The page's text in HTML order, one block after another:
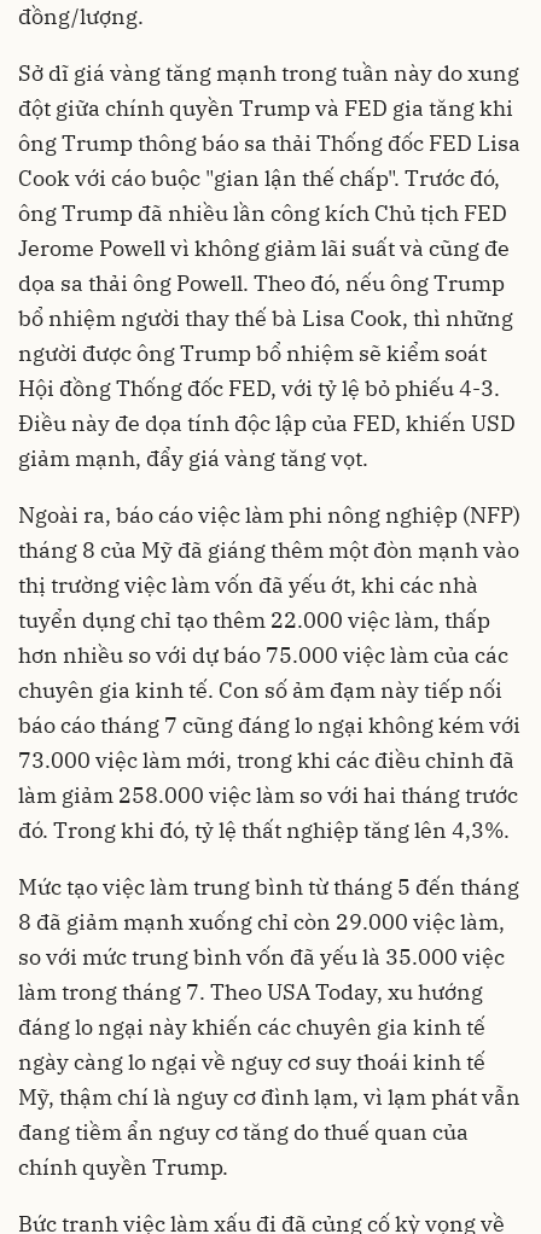
đồng/lượng.
Sở dĩ giá vàng tăng mạnh trong tuần này do xung
đột giữa chính quyền Trump và FED gia tăng khi
ông Trump thông báo sa thải Thống đốc FED Lisa
Cook với cáo buộc "gian lận thế chấp". Trước đó,
ông Trump đã nhiều lần công kích Chủ tịch FED
Jerome Powell vì không giảm lãi suất và cũng đe
dọa sa thải ông Powell. Theo đó, nếu ông Trump
bổ nhiệm người thay thế bà Lisa Cook, thì những
người được ông Trump bổ nhiệm sẽ kiểm soát
Hội đồng Thống đốc FED, với tỷ lệ bỏ phiếu 4-3.
Điều này đe dọa tính độc lập của FED, khiến USD
giảm mạnh, đẩy giá vàng tăng vọt.
Ngoài ra, báo cáo việc làm phi nông nghiệp (NFP)
tháng 8 của Mỹ đã giáng thêm một đòn mạnh vào
thị trường việc làm vốn đã yếu ớt, khi các nhà
tuyển dụng chỉ tạo thêm 22.000 việc làm, thấp
hơn nhiều so với dự báo 75.000 việc làm của các
chuyên gia kinh tế. Con số ảm đạm này tiếp nối
báo cáo tháng 7 cũng đáng lo ngại không kém với
73.000 việc làm mới, trong khi các điều chỉnh đã
làm giảm 258.000 việc làm so với hai tháng trước
đó. Trong khi đó, tỷ lệ thất nghiệp tăng lên 4,3%.
Mức tạo việc làm trung bình từ tháng 5 đến tháng
8 đã giảm mạnh xuống chỉ còn 29.000 việc làm,
so với mức trung bình vốn đã yếu là 35.000 việc
làm trong tháng 7. Theo USA Today, xu hướng
đáng lo ngại này khiến các chuyên gia kinh tế
ngày càng lo ngại về nguy cơ suy thoái kinh tế
Mỹ, thậm chí là nguy cơ đình lạm, vì lạm phát vẫn
đang tiềm ẩn nguy cơ tăng do thuế quan của
chính quyền Trump.
Bức tranh việc làm xấu đi đã củng cố kỳ vọng về